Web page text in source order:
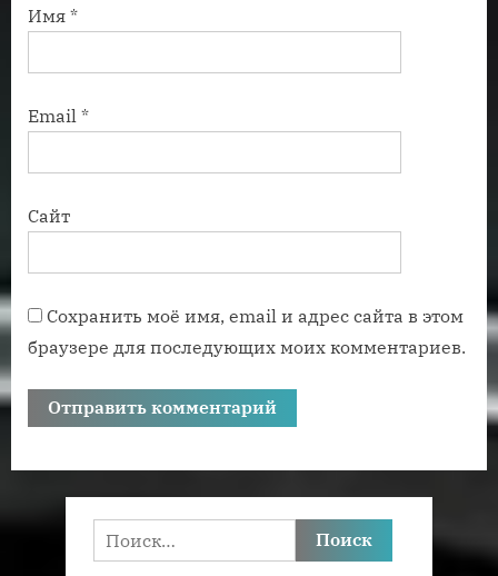
Имя *
Email *
Сайт
Сохранить моё имя, email и адрес сайта в этом
браузере для последующих моих комментариев.
Найти: